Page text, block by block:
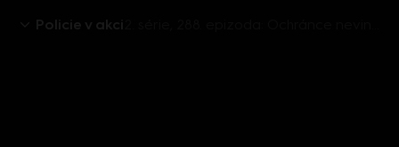
Policie v akci